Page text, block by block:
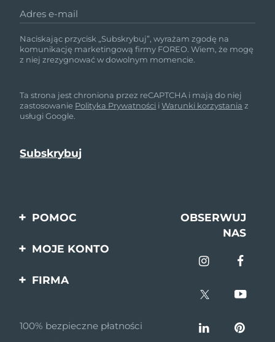
Adres e-mail
Naciskając przycisk „Subskrybuj”, wyrażam zgodę na
komunikację marketingową firmy FOREO. Wiem, że mogę
z niej zrezygnować w dowolnym momencie.
Ta strona jest chroniona przez reCAPTCHA i mają do niej
zastosowanie Polityka Prywatności iWarunki korzystania z
usługi Google.
POMOC
Kontakt
OBSERWUJ
NAS
MOJE KONTO
FIRMA
Program partnerski
100% bezpieczne płatności